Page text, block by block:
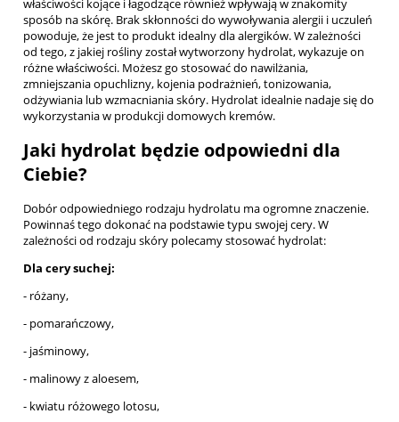
właściwości kojące i łagodzące również wpływają w znakomity
sposób na skórę. Brak skłonności do wywoływania alergii i uczuleń
powoduje, że jest to produkt idealny dla alergików. W zależności
od tego, z jakiej rośliny został wytworzony hydrolat, wykazuje on
różne właściwości. Możesz go stosować do nawilżania,
zmniejszania opuchlizny, kojenia podrażnień, tonizowania,
odżywiania lub wzmacniania skóry. Hydrolat idealnie nadaje się do
wykorzystania w produkcji domowych kremów.
Jaki hydrolat będzie odpowiedni dla
Ciebie?
Dobór odpowiedniego rodzaju hydrolatu ma ogromne znaczenie.
Powinnaś tego dokonać na podstawie typu swojej cery. W
zależności od rodzaju skóry polecamy stosować hydrolat:
Dla cery suchej:
- różany,
- pomarańczowy,
- jaśminowy,
- malinowy z aloesem,
- kwiatu różowego lotosu,